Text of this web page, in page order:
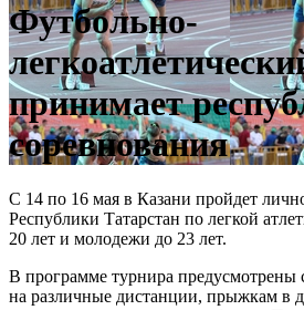
Футбольно-
принимает
соревнования
С 14 по 16 мая в Казани пройдет
Республики Татарстан по легкой
20 лет и молодежи до 23 лет.
В программе турнира предусмотрены
на различные дистанции, прыжкам в